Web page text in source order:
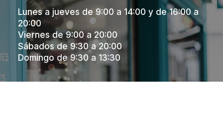
Lunes a jueves de 9:00 a 14:00 y de 16:00 a
20:00
Viernes de 9:00 a 20:00
Sábados de 9:30 a 20:00
Domingo de 9:30 a 13:30